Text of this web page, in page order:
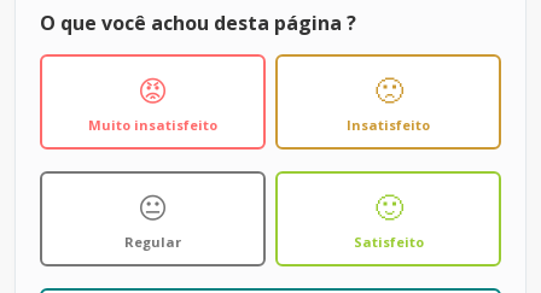
O que você achou desta página ?
😡
Muito insatisfeito
🙁
Insatisfeito
😐
Regular
🙂
Satisfeito